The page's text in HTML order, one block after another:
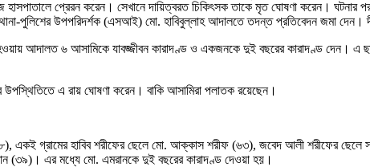
প্রেরন করেন। সেখানে দায়িত্বরত চিকিৎসক তাকে মৃত ঘোষণা করেন। ঘটনার
পুলিশের উপপরিদর্শক (এসআই) মো. হাবিবুল্লাহ আদালতে তদন্ত প্রতিবেদন জমা
আদালত ৬ আসামিকে যাবজ্জীবন কারাদণ্ড ও একজনকে দুই বছরের কারাদণ্ড দেন। এ
এ রায় ঘোষণা করেন। বাকি আসামিরা পলাতক রয়েছেন।
একই গ্রামের হাবিব শরীফের ছেলে মো. আক্কাস শরীফ (৬৩), জবেদ আলী শরীফের ছেলে
(৩৯)। এর মধ্যে মো. এমরানকে দুই বছরের কারাদণ্ড দেওয়া হয়।